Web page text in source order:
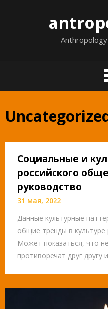
Социальные и
российского
руководство
31 мая, 2022
Данные культурные
общие тренды в культуре
Может показаться, что
противоречат друг другу